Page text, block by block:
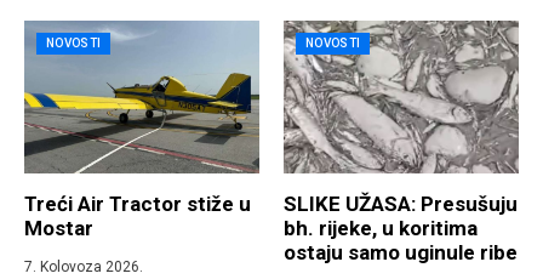
NOVOSTI
Treći Air Tractor stiže u
Mostar
7. Kolovoza 2026.
NOVOSTI
SLIKE UŽASA: Presušuju
bh. rijeke, u koritima
ostaju samo uginule ribe